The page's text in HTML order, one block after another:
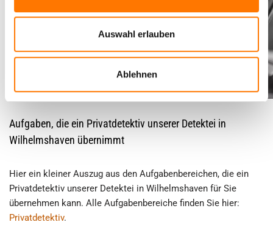
Auswahl erlauben
Ablehnen
Aufgaben, die ein Privatdetektiv unserer Detektei in
Wilhelmshaven übernimmt
Hier ein kleiner Auszug aus den Aufgabenbereichen, die ein
Privatdetektiv unserer Detektei in Wilhelmshaven für Sie
übernehmen kann. Alle Aufgabenbereiche finden Sie hier:
Privatdetektiv.